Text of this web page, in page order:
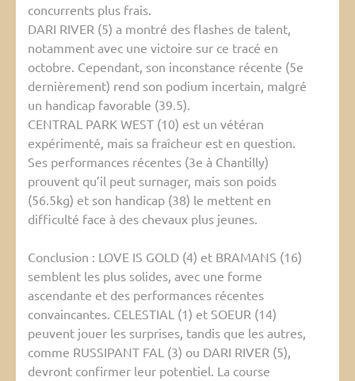
concurrents plus frais.
DARI RIVER (5) a montré des flashes de talent,
notamment avec une victoire sur ce tracé en
octobre. Cependant, son inconstance récente (5e
dernièrement) rend son podium incertain, malgré
un handicap favorable (39.5).
CENTRAL PARK WEST (10) est un vétéran
expérimenté, mais sa fraîcheur est en question.
Ses performances récentes (3e à Chantilly)
prouvent qu’il peut surnager, mais son poids
(56.5kg) et son handicap (38) le mettent en
difficulté face à des chevaux plus jeunes.
Conclusion : LOVE IS GOLD (4) et BRAMANS (16)
semblent les plus solides, avec une forme
ascendante et des performances récentes
convaincantes. CELESTIAL (1) et SOEUR (14)
peuvent jouer les surprises, tandis que les autres,
comme RUSSIPANT FAL (3) ou DARI RIVER (5),
devront confirmer leur potentiel. La course